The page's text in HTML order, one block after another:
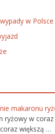
w Polsce
makaronu
ryżowy w
większą …